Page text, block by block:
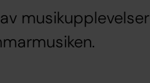
musikupplevelser